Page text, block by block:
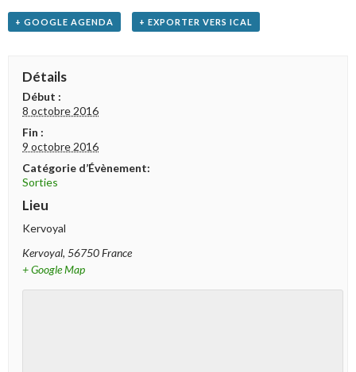
+ GOOGLE AGENDA + EXPORTER VERS ICAL
Détails
Début :
8 octobre 2016
Fin :
9 octobre 2016
Catégorie d’Évènement:
Sorties
Lieu
Kervoyal
Kervoyal, 56750France
+ Google Map